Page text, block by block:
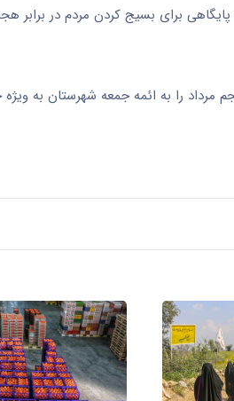
برای بسیج کردن مردم در برابر
مرداد را به ائمه جمعه شهرستان به